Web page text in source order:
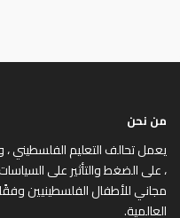
من نحن
يعمل تحالف التعليم
، على الضغط والتأثير على
مجاني للأطفال الفلسطينيين
العالمية.